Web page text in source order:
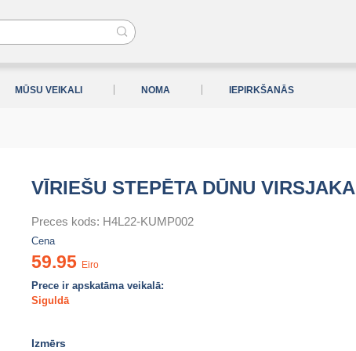
MŪSU VEIKALI NOMA IEPIRKŠANĀS
VĪRIEŠU STEPĒTA DŪNU VIRSJAKA
Preces kods: H4L22-KUMP002
Cena
59.95 Eiro
Prece ir apskatāma veikalā:
Siguldā
Izmērs